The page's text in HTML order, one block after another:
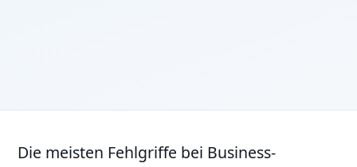
Die meisten Fehlgriffe bei Business-